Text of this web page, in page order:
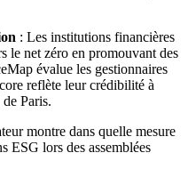
: Les institutions financières
le net zéro en promouvant des
évalue les gestionnaires
reflète leur crédibilité à
Paris.
montre dans quelle mesure
ESG lors des assemblées